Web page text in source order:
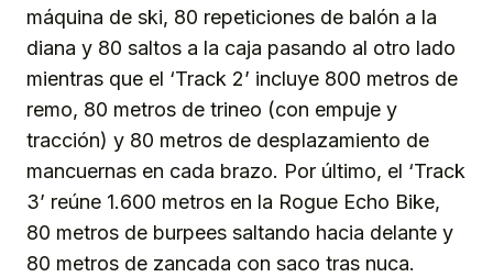
máquina de ski, 80 repeticiones de balón a la
diana y 80 saltos a la caja pasando al otro lado
mientras que el ‘Track 2’ incluye 800 metros de
remo, 80 metros de trineo (con empuje y
tracción) y 80 metros de desplazamiento de
mancuernas en cada brazo. Por último, el ‘Track
3’ reúne 1.600 metros en la Rogue Echo Bike,
80 metros de burpees saltando hacia delante y
80 metros de zancada con saco tras nuca.